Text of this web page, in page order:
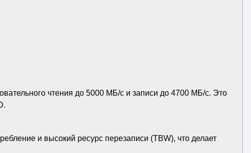
чтения до 5000 МБ/с и записи до 4700 МБ/с. Это
и высокий ресурс перезаписи (TBW), что делает